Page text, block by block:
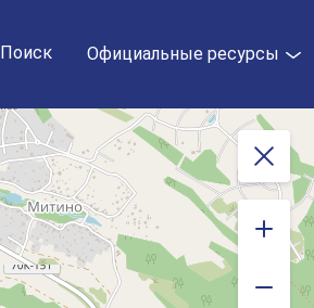
Поиск
Закрыть
Официальные ресурсы
События и новости за 2018 год